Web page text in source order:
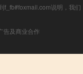
f_fb#foxmail.com说明，我们
告及商业合作